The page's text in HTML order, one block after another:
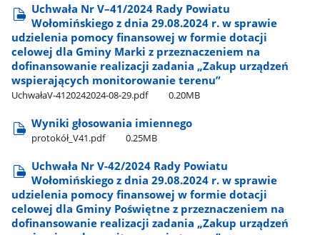
Uchwała Nr V–41/2024 Rady Powiatu
Wołomińskiego z dnia 29.08.2024 r. w sprawie
udzielenia pomocy finansowej w formie dotacji
celowej dla Gminy Marki z przeznaczeniem na
dofinansowanie realizacji zadania „Zakup urządzeń
wspierających monitorowanie terenu”
UchwałaV-4120242024-08-29.pdf 0.20MB
Wyniki głosowania imiennego
protokół​_V41.pdf 0.25MB
Uchwała Nr V-42/2024 Rady Powiatu
Wołomińskiego z dnia 29.08.2024 r. w sprawie
udzielenia pomocy finansowej w formie dotacji
celowej dla Gminy Poświętne z przeznaczeniem na
dofinansowanie realizacji zadania „Zakup urządzeń